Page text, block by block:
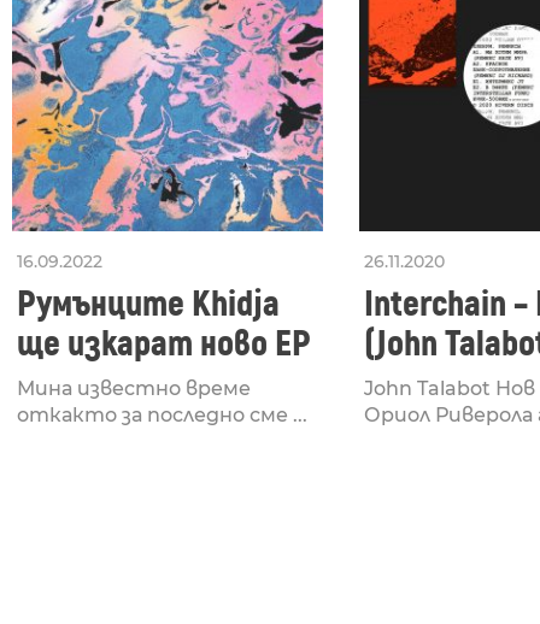
16.09.2022
Румънците Khidja
ще изкарат ново EP
Мина известно време
откакто за последно сме ...
26.11.2020
Interchain –
(John
John Talabot
Ориол Риверола